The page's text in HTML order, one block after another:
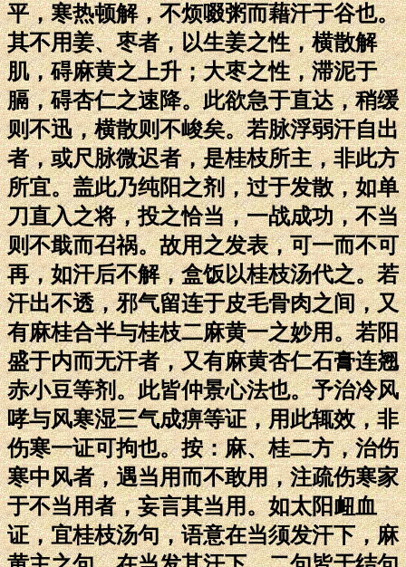
平，寒热顿解，不烦啜粥而藉汗于谷也。
其不用姜、枣者，以生姜之性，横散解
肌，碍麻黄之上升；大枣之性，滞泥于
膈，碍杏仁之速降。此欲急于直达，稍缓
则不迅，横散则不峻矣。若脉浮弱汗自出
者，或尺脉微迟者，是桂枝所主，非此方
所宜。盖此乃纯阳之剂，过于发散，如单
刀直入之将，投之恰当，一战成功，不当
则不戢而召祸。故用之发表，可一而不可
再，如汗后不解，盒饭以桂枝汤代之。若
汗出不透，邪气留连于皮毛骨肉之间，又
有麻桂合半与桂枝二麻黄一之妙用。若阳
盛于内而无汗者，又有麻黄杏仁石膏连翘
赤小豆等剂。此皆仲景心法也。予治冷风
哮与风寒湿三气成痹等证，用此辄效，非
伤寒一证可拘也。按：麻、桂二方，治伤
寒中风者，遇当用而不敢用，注疏伤寒家
于不当用者，妄言其当用。如太阳衄血
证，宜桂枝汤句，语意在当须发汗下，麻